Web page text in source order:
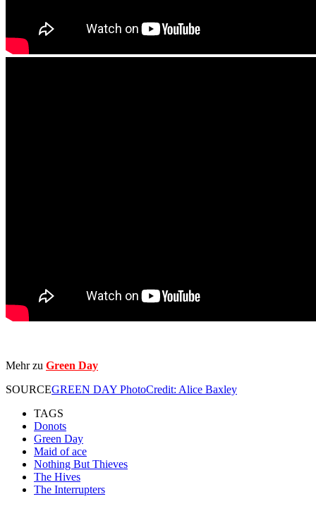
Mehr zu Green Day
SOURCEGREEN DAY PhotoCredit: Alice Baxley
TAGS
Donots
Green Day
Maid of ace
Nothing But Thieves
The Hives
The Interrupters